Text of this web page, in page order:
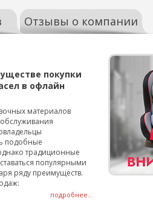
Отзывы о компании
покупки
в офлайн
материалов
подобные
традиционные
популярными
ряду преимуществ.
подробнее...